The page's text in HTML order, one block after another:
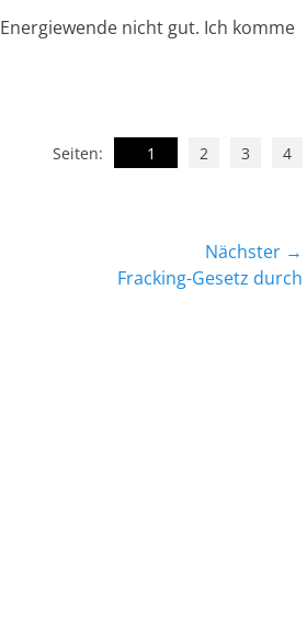
nicht gut. Ich komme
Seiten: 1 2 3 4
Nächster →
Fracking-Gesetz durch